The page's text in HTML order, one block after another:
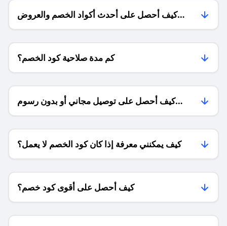
كيف أحصل على أحدث أكواد الخصم والعروض
للمتاجر؟
كم مدة صلاحية كود الخصم؟
كيف أحصل على توصيل مجاني أو بدون رسوم
الشحن ؟
كيف يمكنني معرفة إذا كان كود الخصم لا يعمل؟
كيف أحصل على أقوى كود خصم؟